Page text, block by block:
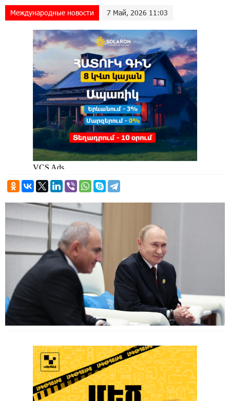
Международные новости 7 Май, 2026 11:03